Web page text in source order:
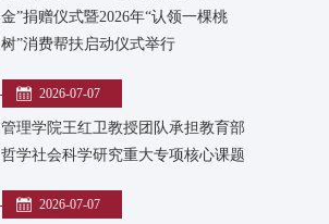
金”捐赠仪式暨2026年“认领一棵桃
树”消费帮扶启动仪式举行
2026-07-07
管理学院王红卫教授团队承担教育部
哲学社会科学研究重大专项核心课题
2026-07-07